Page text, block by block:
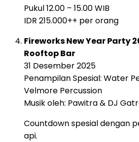
Pukul 12.00 – 15.00 WIB
IDR 215.000++ per orang
Fireworks New Year Party
Rooftop Bar
31 Desember 2025
Penampilan Spesial: Water
Velmore Percussion
Musik oleh: Pawitra & DJ
Countdown spesial dengan
api.